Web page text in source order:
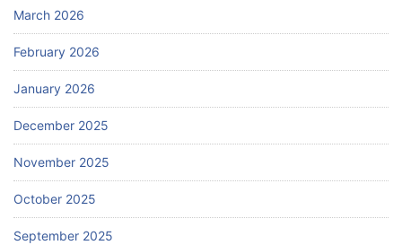
March 2026
February 2026
January 2026
December 2025
November 2025
October 2025
September 2025